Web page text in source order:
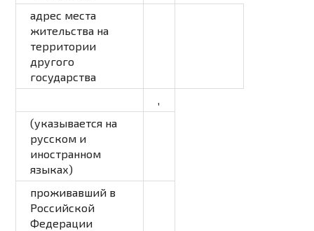
адрес места
жительства на
территории
другого
государства
,
(указывается на
русском и
иностранном
языках)
проживавший в
Российской
Федерации